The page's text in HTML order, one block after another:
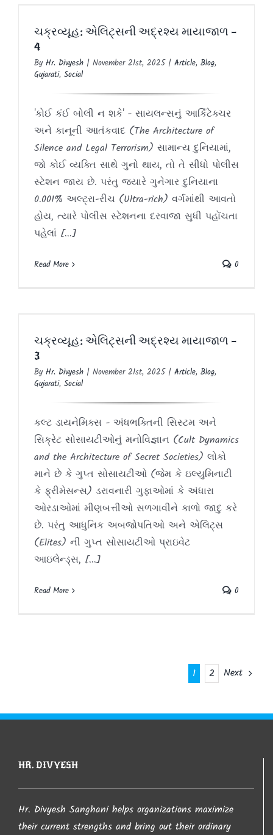
Article Blog Gujarati Social
ચક્રવ્યૂહ: એલિટ્સની અદ્રશ્ય માયાજાળ –
4
By Hr. Divyesh | November 21st, 2025 | Article, Blog,
Gujarati, Social
'કોઈ કંઈ બોલી ન શકે' - સાયલન્સનું આર્કિટેક્ચર
અને કાનૂની આતંકવાદ (The Architecture of
Silence and Legal Terrorism) સામાન્ય દુનિયામાં,
જો કોઈ વ્યક્તિ સાથે ગુનો થાય, તો તે સીધો પોલીસ
સ્ટેશન જાય છે. પરંતુ જ્યારે ગુનેગાર દુનિયાના
0.001% અલ્ટ્રા-રીચ (Ultra-rich) વર્ગમાંથી આવતો
હોય, ત્યારે પોલીસ સ્ટેશનના દરવાજા સુધી પહોંચતા
પહેલાં [...]
Read More 0
Article Blog Gujarati Social
ચક્રવ્યૂહ: એલિટ્સની અદ્રશ્ય માયાજાળ –
3
By Hr. Divyesh | November 21st, 2025 | Article, Blog,
Gujarati, Social
કલ્ટ ડાયનેમિક્સ - અંધભક્તિની સિસ્ટમ અને
સિક્રેટ સોસાયટીઓનું મનોવિજ્ઞાન (Cult Dynamics
and the Architecture of Secret Societies) લોકો
માને છે કે ગુપ્ત સોસાયટીઓ (જેમ કે ઇલ્યુમિનાટી
કે ફ્રીમેસન્સ) ડરાવનારી ગુફાઓમાં કે અંધારા
ઓરડાઓમાં મીણબત્તીઓ સળગાવીને કાળો જાદુ કરે
છે. પરંતુ આધુનિક અબજોપતિઓ અને એલિટ્સ
(Elites) ની ગુપ્ત સોસાયટીઓ પ્રાઇવેટ
આઇલેન્ડ્સ, [...]
Read More 0
1 2 Next
HR. DIVYESH
Hr. Divyesh Sanghani helps organizations maximize
their current strengths and bring out their ordinary